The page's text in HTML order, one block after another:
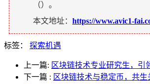
（）。
本文地址： https://www.avic1-
标签： 探索机遇
上一篇: 区块链技术专业研究生，引
下一篇 : 区块链技术与稳定币，共生